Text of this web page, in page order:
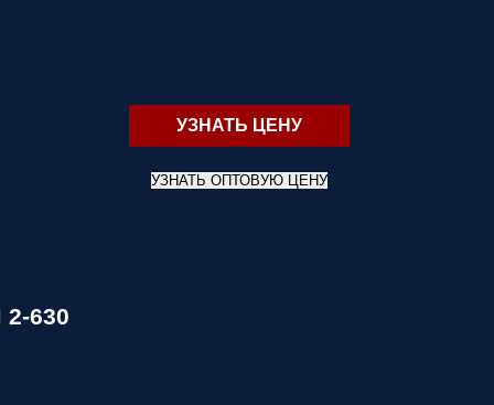
УЗНАТЬ ЦЕНУ
УЗНАТЬ ОПТОВУЮ ЦЕНУ
2-630